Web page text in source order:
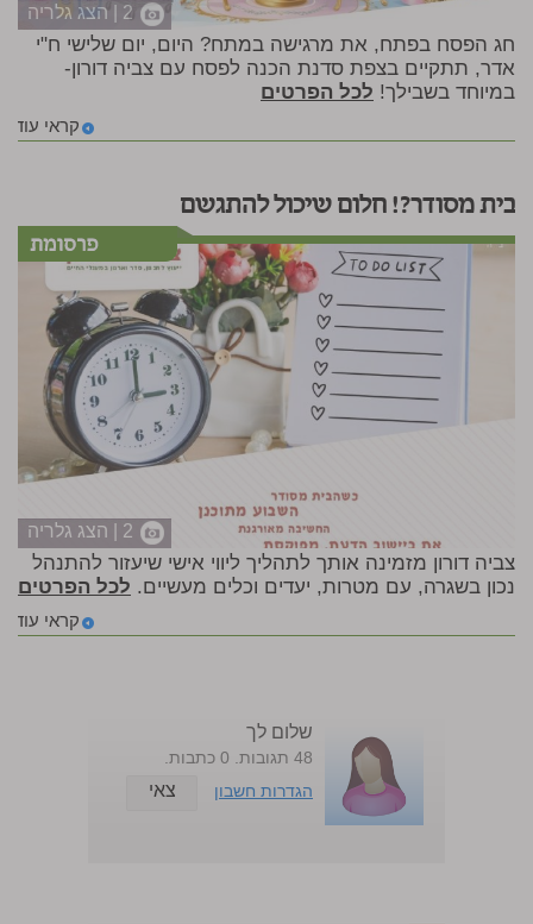
2 | הצג גלריה
חג הפסח בפתח, את מרגישה במתח? היום, יום שלישי ח"י
אדר, תתקיים בצפת סדנת הכנה לפסח עם צביה דורון-
במיוחד בשבילך! לכל הפרטים
קראי עוד
בית מסודר?! חלום שיכול להתגשם
2 | הצג גלריה
צביה דורון מזמינה אותך לתהליך ליווי אישי שיעזור להתנהל
נכון בשגרה, עם מטרות, יעדים וכלים מעשיים. לכל הפרטים
קראי עוד
שלום לך
48 תגובות. 0 כתבות.
הגדרות חשבון
צאי